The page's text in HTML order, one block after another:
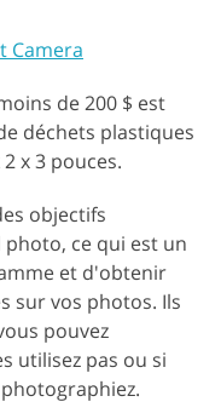
Camera
de 200 $ est
déchets plastiques
x 3 pouces.
objectifs
ce qui est un
et d'obtenir
sur vos photos. Ils
pouvez
utilisez pas ou si